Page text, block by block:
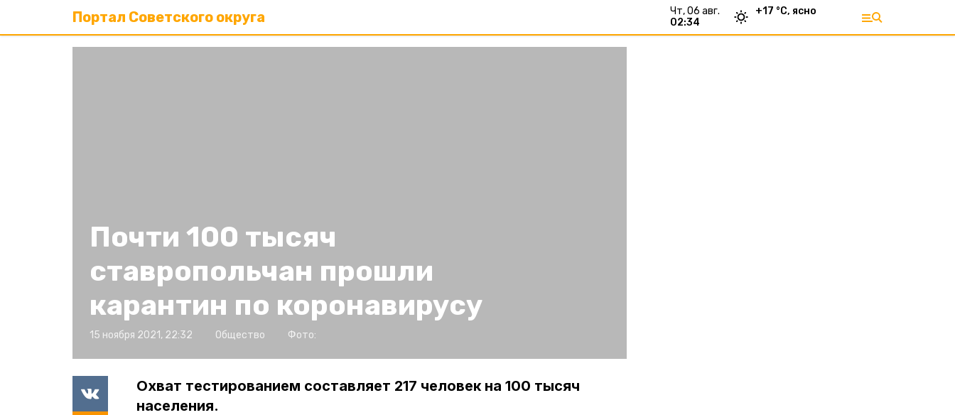
Портал Советского округа
чт, 06 авг.
02:34
+17 °С, ясно
Почти 100 тысяч
ставропольчан прошли
карантин по коронавирусу
15 ноября 2021, 22:32 Общество Фото:
Охват тестированием составляет 217 человек на 100 тысяч
населения.